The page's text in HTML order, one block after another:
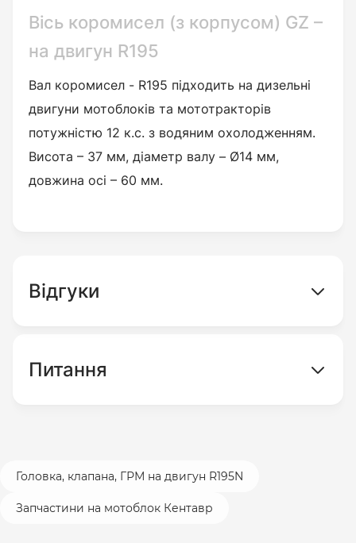
Вісь коромисел (з корпусом) GZ –
на двигун R195
Вал коромисел - R195 підходить на дизельні
двигуни мотоблоків та мототракторів
потужністю 12 к.с. з водяним охолодженням.
Висота – 37 мм, діаметр валу – Ø14 мм,
довжина осі – 60 мм.
Відгуки
Питання
Головка, клапана, ГРМ на двигун R195N
Запчастини на мотоблок Кентавр